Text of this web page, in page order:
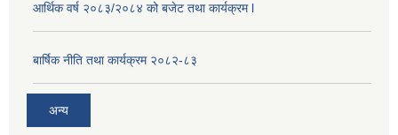
आर्थिक वर्ष २०८३/२०८४ को बजेट तथा कार्यक्रम l
बार्षिक नीति तथा कार्यक्रम २०८२-८३
अन्य